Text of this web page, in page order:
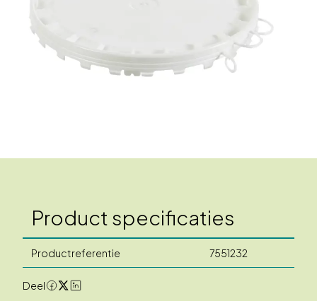
Product specificaties
Productreferentie 7551232
Deel